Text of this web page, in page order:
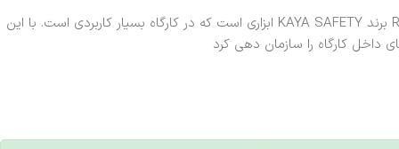
صفحه تقسیم RIGGING PLATE برند KAYA SAFETY ابزاری است که در کارگاه بسیار کاربردی است. با این
داخل کارگاه را سازمان دهی کرد